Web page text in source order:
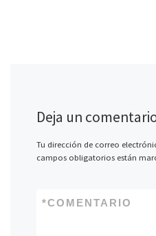
Deja un
Tu dirección de correo
campos obligatorios están
COMENTARIO
*